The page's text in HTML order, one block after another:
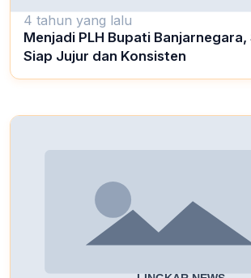
4 tahun yang lalu
Menjadi PLH Bupati Banjarnegara,
Siap Jujur dan Konsisten